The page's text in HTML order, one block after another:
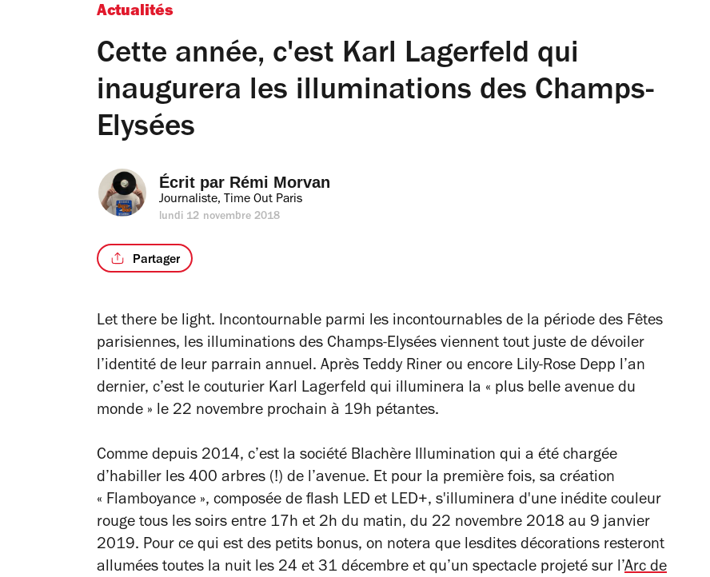
Actualités
Cette année, c'est Karl Lagerfeld qui
inaugurera les illuminations des Champs-
Elysées
Écrit par Rémi Morvan
Journaliste, Time Out Paris
lundi 12 novembre 2018
Partager
Let there be light. Incontournable parmi les incontournables de la période des Fêtes
parisiennes, les illuminations des Champs-Elysées viennent tout juste de dévoiler
l’identité de leur parrain annuel. Après Teddy Riner ou encore Lily-Rose Depp l’an
dernier, c’est le couturier Karl Lagerfeld qui illuminera la « plus belle avenue du
monde » le 22 novembre prochain à 19h pétantes.
Comme depuis 2014, c’est la société Blachère Illumination qui a été chargée
d’habiller les 400 arbres (!) de l’avenue. Et pour la première fois, sa création
« Flamboyance », composée de flash LED et LED+, s'illuminera d'une inédite couleur
rouge tous les soirs entre 17h et 2h du matin, du 22 novembre 2018 au 9 janvier
2019. Pour ce qui est des petits bonus, on notera que lesdites décorations resteront
allumées toutes la nuit les 24 et 31 décembre et qu’un spectacle projeté sur l’Arc de